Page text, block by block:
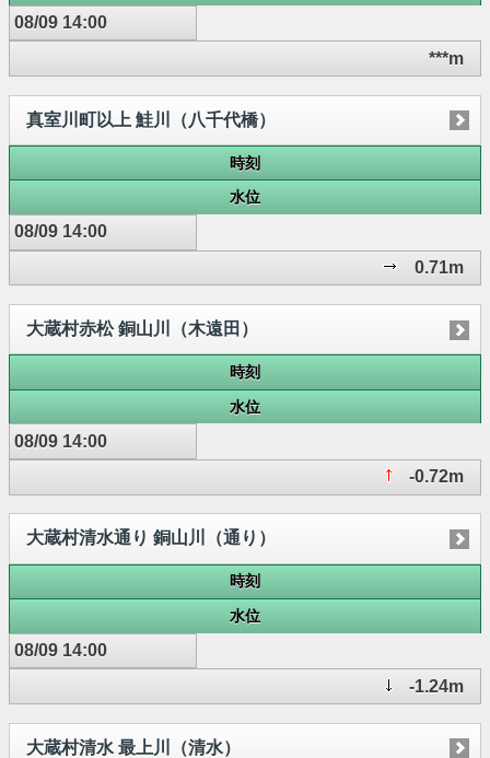
08/09 14:00
***m
真室川町以上 鮭川（八千代橋）
時刻
水位
08/09 14:00
0.71m
大蔵村赤松 銅山川（木遠田）
時刻
水位
08/09 14:00
-0.72m
大蔵村清水通り 銅山川（通り）
時刻
水位
08/09 14:00
-1.24m
大蔵村清水 最上川（清水）